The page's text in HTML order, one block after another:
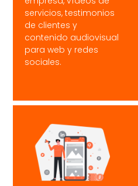
servicios, testimonios
de clientes y
contenido audiovisual
para web y redes
sociales.